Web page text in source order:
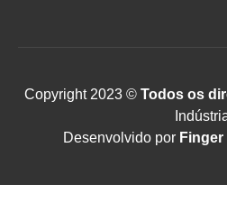
Copyright 2023 ©Todos os
Desenvolvido por Finger